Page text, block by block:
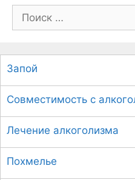
о
с
к
:
Запой
Совместимость с
Лечение алкоголизма
Похмелье